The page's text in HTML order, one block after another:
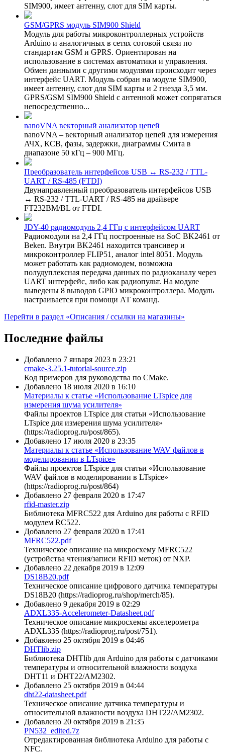
SIM900, имеет антенну, слот для SIM карты.
GSM/GPRS модуль SIM900 Shield
Модуль для работы микроконтроллерных устройств
Arduino и аналогичных в сетях сотовой связи по
стандартам GSM и GPRS. Ориентирован на
использование в системах автоматики и управления.
Обмен данными с другими модулями происходит через
интерфейс UART. Модуль собран на модуле SIM900,
имеет антенну, слот для SIM карты и 2 гнезда 3,5 мм.
GPRS/GSM SIM900 Shield с антенной может сопрягаться
непосредственно...
nanoVNA векторный анализатор цепей
nanoVNA – векторный анализатор цепей для измерения
АЧХ, КСВ, фазы, задержки, диаграммы Смита в
диапазоне 50 кГц – 900 МГц.
Преобразователь интерфейсов USB ↔ RS-232 / TTL-
UART / RS-485 (FTDI)
Двунаправленный преобразователь интерфейсов USB
↔ RS-232 / TTL-UART / RS-485 на драйвере
FT232BM/BL от FTDI.
JDY-40 радиомодуль 2,4 ГГц с интерфейсом UART
Радиомодули на 2,4 ГГц построенные на SoC BK2461 от
Beken. Внутри BK2461 находится трансивер и
микроконтроллер FLIP51, аналог intel 8051. Модуль
может работать как радиомодем, возможна
полудуплексная передача данных по радиоканалу через
UART интерфейс, либо как радиопульт. На модуле
выведены 8 выводов GPIO микроконтроллера. Модуль
настраивается при помощи АТ команд.
Перейти в раздел «Описания / ссылки на магазины»
Последние файлы
Добавлено 7 января 2023 в 23:21
cmake-3.25.1-tutorial-source.zip
Код примеров для руководства по CMake.
Добавлено 18 июля 2020 в 16:10
Материалы к статье «Использование LTspice для
измерения шума усилителя»
Файлы проектов LTspice для статьи «Использование
LTspice для измерения шума усилителя»
(https://radioprog.ru/post/865).
Добавлено 17 июля 2020 в 23:35
Материалы к статье «Использование WAV файлов в
моделировании в LTspice»
Файлы проектов LTspice для статьи «Использование
WAV файлов в моделировании в LTspice»
(https://radioprog.ru/post/864)
Добавлено 27 февраля 2020 в 17:47
rfid-master.zip
Библиотека MFRC522 для Arduino для работы с RFID
модулем RC522.
Добавлено 27 февраля 2020 в 17:41
MFRC522.pdf
Техническое описание на микросхему MFRC522
(устройства чтения/записи RFID меток) от NXP.
Добавлено 22 декабря 2019 в 12:09
DS18B20.pdf
Техническое описание цифрового датчика температуры
DS18B20 (https://radioprog.ru/shop/merch/85).
Добавлено 9 декабря 2019 в 02:29
ADXL335-Accelerometer-Datasheet.pdf
Техническое описание микросхемы акселерометра
ADXL335 (https://radioprog.ru/post/751).
Добавлено 25 октября 2019 в 04:46
DHTlib.zip
Библиотека DHTlib для Arduino для работы с датчиками
температуры и относительной влажности воздуха
DHT11 и DHT22/AM2302.
Добавлено 25 октября 2019 в 04:44
dht22-datasheet.pdf
Техническое описание датчика температуры и
относительной влажности воздуха DHT22/AM2302.
Добавлено 20 октября 2019 в 21:35
PN532_edited.7z
Отредактированная библиотека Arduino для работы с
NFC.